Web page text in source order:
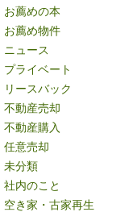
お薦めの本
お薦め物件
ニュース
プライベート
リースバック
不動産売却
不動産購入
任意売却
未分類
社内のこと
空き家・古家再生